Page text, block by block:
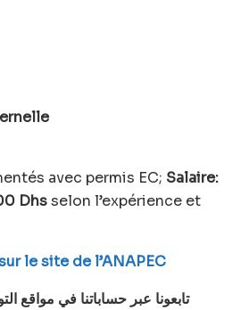
avec permis EC; Salaire:
Dhsselon l’expérience et
le site de l’ANAPEC
تابعونا عبر حساباتنا في مواقع